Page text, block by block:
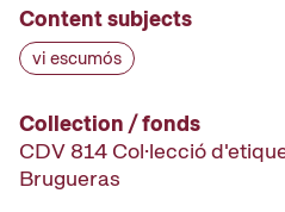
Content subjects
vi escumós
Collection / fonds
CDV 814 Col·lecció
Brugueras